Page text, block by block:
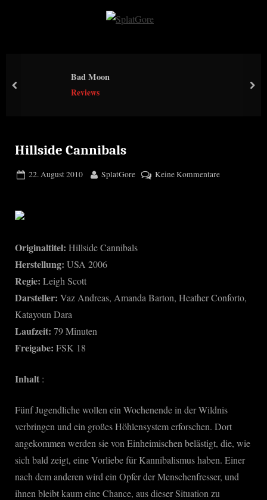
Bad Moon
Reviews
prev
Hillside Cannibals
Posted
22. August 2010 By
SplatGore Keine Kommentarezu
Originaltitel: Hillside Cannibals
Herstellung: USA 2006
Regie: Leigh Scott
Darsteller: Vaz Andreas, Amanda Barton, Heather Conforto,
Katayoun Dara
Laufzeit: 79 Minuten
Freigabe: FSK 18
Inhalt :
Fünf Jugendliche wollen ein Wochenende in der Wildnis
verbringen und ein großes Höhlensystem erforschen. Dort
angekommen werden sie von Einheimischen belästigt, die, wie
sich bald zeigt, eine Vorliebe für Kannibalismus haben. Einer
nach dem anderen wird ein Opfer der Menschenfresser, und
ihnen bleibt kaum eine Chance, aus dieser Situation zu